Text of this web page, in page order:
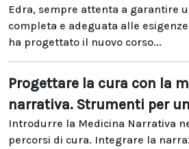
Edra, sempre attenta a garantire
completa e adeguata alle
ha progettato il nuovo corso...
Progettare la cura con la
narrativa. Strumenti per
Introdurre la Medicina Narrativa
percorsi di cura. Integrare la